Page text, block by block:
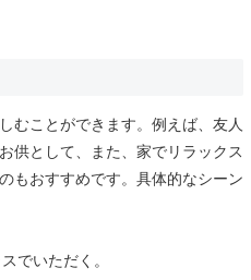
むことができます。例えば、友人
供として、また、家でリラックス
もおすすめです。具体的なシーン
でいただく。